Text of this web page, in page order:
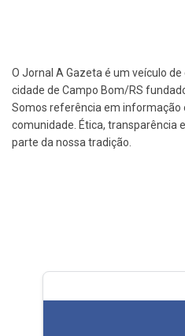
O Jornal A Gazeta é um veículo
cidade de Campo Bom/RS
Somos referência em informação
comunidade. Ética, transparência
parte da nossa tradição.